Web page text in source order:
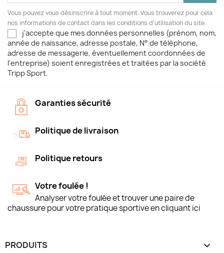
Vous pouvez vous désinscrire à tout moment. Vous trouverez pour cela
nos informations de contact dans les conditions d'utilisation du site.
j'accepte que mes données personnelles (prénom, nom,
année de naissance, adresse postale, N° de téléphone,
adresse de messagerie, éventuellement coordonnées de
l'entreprise) soient enregistrées et traitées par la société
Tripp Sport.
Garanties sécurité
Politique de livraison
Politique retours
Votre foulée !
Analyser votre foulée et trouver une paire de
chaussure pour votre pratique sportive en cliquant ici
PRODUITS 